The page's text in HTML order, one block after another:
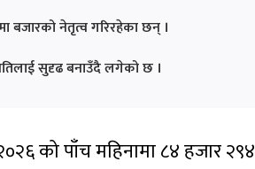
नेतृत्व गरिरहेका छन् ।
सुदृढ बनाउँदै लगेको छ ।
को पाँच महिनामा ८४ हजार २९४